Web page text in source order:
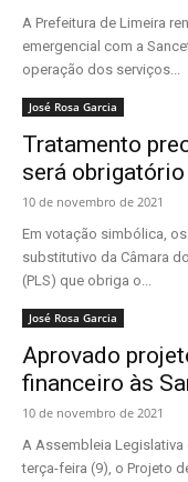
A Prefeitura de Limeira
emergencial com a
operação dos serviços...
José Rosa Garcia
Tratamento
será obrigatório
10 de novembro de 2021
Em votação simbólica,
substitutivo da Câmara
(PLS) que obriga o...
José Rosa Garcia
Aprovado
financeiro às
10 de novembro de 2021
A Assembleia Legislativa
terça-feira (9), o Projeto